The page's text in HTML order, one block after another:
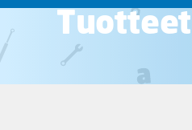
Tuotteet